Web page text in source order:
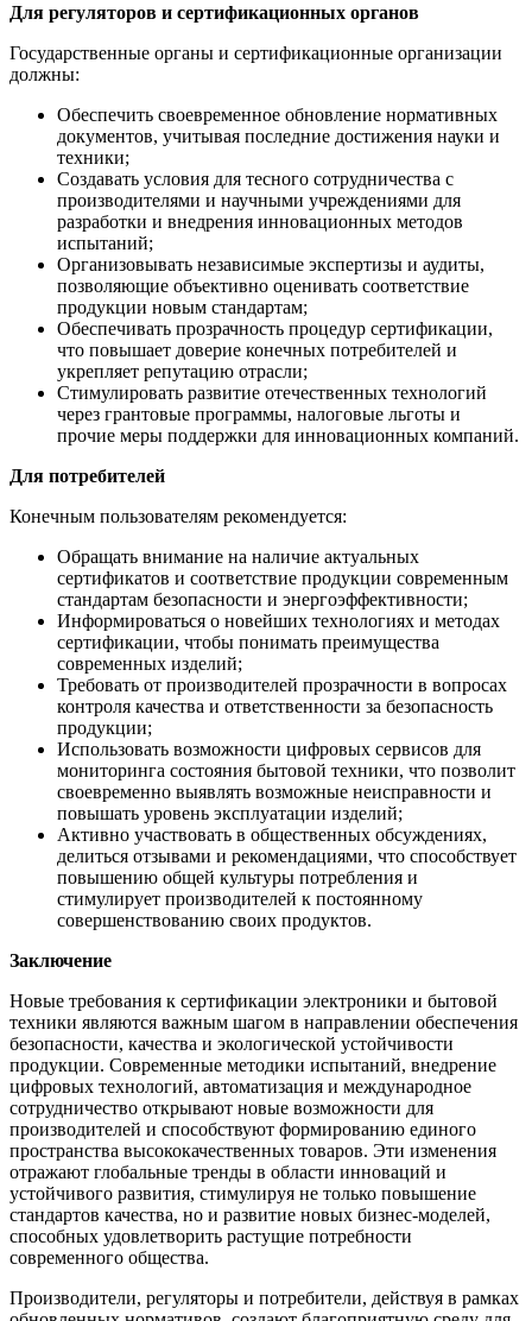
Для регуляторов и сертификационных органов
Государственные органы и сертификационные организации
должны:
Обеспечить своевременное обновление нормативных
документов, учитывая последние достижения науки и
техники;
Создавать условия для тесного сотрудничества с
производителями и научными учреждениями для
разработки и внедрения инновационных методов
испытаний;
Организовывать независимые экспертизы и аудиты,
позволяющие объективно оценивать соответствие
продукции новым стандартам;
Обеспечивать прозрачность процедур сертификации,
что повышает доверие конечных потребителей и
укрепляет репутацию отрасли;
Стимулировать развитие отечественных технологий
через грантовые программы, налоговые льготы и
прочие меры поддержки для инновационных компаний.
Для потребителей
Конечным пользователям рекомендуется:
Обращать внимание на наличие актуальных
сертификатов и соответствие продукции современным
стандартам безопасности и энергоэффективности;
Информироваться о новейших технологиях и методах
сертификации, чтобы понимать преимущества
современных изделий;
Требовать от производителей прозрачности в вопросах
контроля качества и ответственности за безопасность
продукции;
Использовать возможности цифровых сервисов для
мониторинга состояния бытовой техники, что позволит
своевременно выявлять возможные неисправности и
повышать уровень эксплуатации изделий;
Активно участвовать в общественных обсуждениях,
делиться отзывами и рекомендациями, что способствует
повышению общей культуры потребления и
стимулирует производителей к постоянному
совершенствованию своих продуктов.
Заключение
Новые требования к сертификации электроники и бытовой
техники являются важным шагом в направлении обеспечения
безопасности, качества и экологической устойчивости
продукции. Современные методики испытаний, внедрение
цифровых технологий, автоматизация и международное
сотрудничество открывают новые возможности для
производителей и способствуют формированию единого
пространства высококачественных товаров. Эти изменения
отражают глобальные тренды в области инноваций и
устойчивого развития, стимулируя не только повышение
стандартов качества, но и развитие новых бизнес-моделей,
способных удовлетворить растущие потребности
современного общества.
Производители, регуляторы и потребители, действуя в рамках